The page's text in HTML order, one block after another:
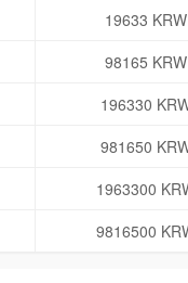
19633 KRW
98165 KRW
196330
981650
1963300
9816500